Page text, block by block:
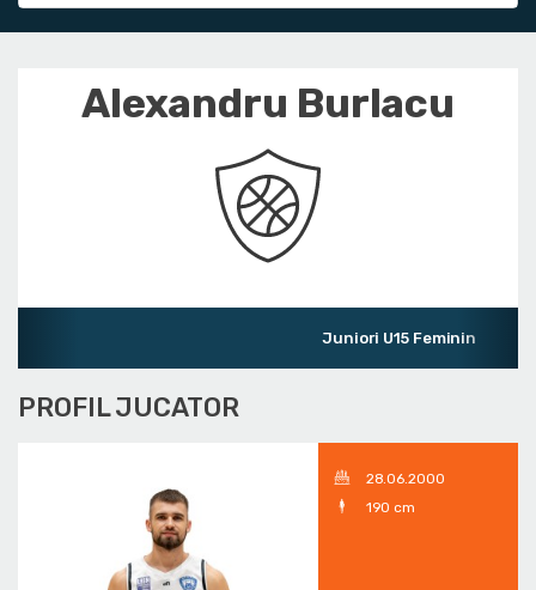
Alexandru Burlacu
Juniori U15 Feminin
PROFIL JUCATOR
28.06.2000
190 cm